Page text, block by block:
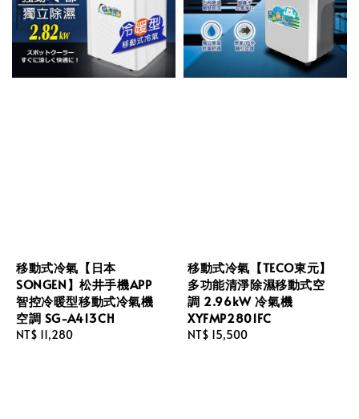
移動式冷氣【日本
SONGEN】松井手機APP
智控冷暖型移動式冷氣機
空調 SG-A413CH
Regular
NT$ 11,280
移動式冷氣【TECO東元】
多功能清淨除濕移動式空
調 2.96kW 冷氣機
XYFMP2801FC
Regular
NT$ 15,500